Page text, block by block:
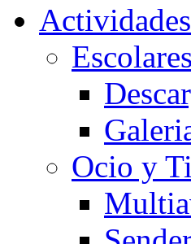
Actividades
Escolares
Ocio y